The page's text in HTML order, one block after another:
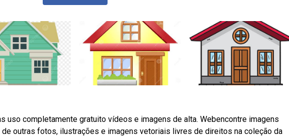
uso completamente gratuito vídeos e imagens de alta. Webencontre imagens
outras fotos, ilustrações e imagens vetoriais livres de direitos na coleção da